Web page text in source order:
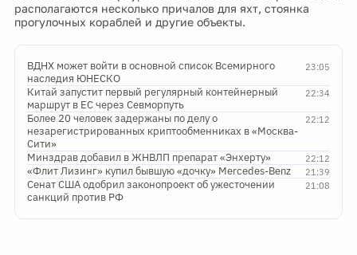
располагаются несколько причалов для яхт, стоянка
прогулочных кораблей и другие объекты.
23:05
ВДНХ может войти в основной список Всемирного
наследия ЮНЕСКО
22:34
Китай запустит первый регулярный контейнерный
маршрут в ЕС через Севморпуть
22:12
Более 20 человек задержаны по делу о
незарегистрированных криптообменниках в «Москва-
Сити»
22:12
Минздрав добавил в ЖНВЛП препарат «Энхерту»
21:39
«Флит Лизинг» купил бывшую «дочку» Mercedes-Benz
21:08
Сенат США одобрил законопроект об ужесточении
санкций против РФ